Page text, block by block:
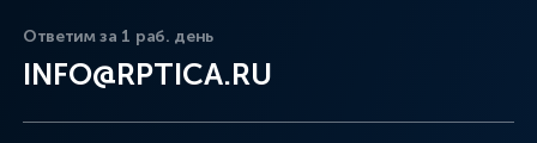
Ответим за 1 раб. день
INFO@RPTICA.RU